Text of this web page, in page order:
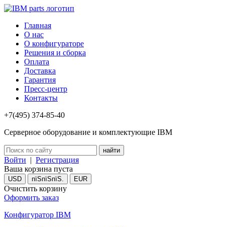
Главная
О нас
О конфигураторе
Решения и сборка
Оплата
Доставка
Гарантия
Пресс-центр
Контакты
+7(495) 374-85-40
Серверное оборудование и комплектующие IBM
Войти | Регистрация
Ваша корзина пуста
USD пїЅпїЅпїЅ. EUR
Очистить корзину
Оформить заказ
Конфигуратор IBM